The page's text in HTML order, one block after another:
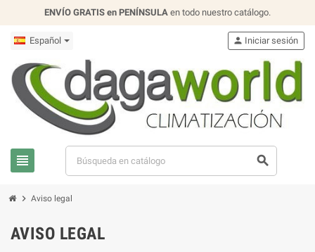
ENVÍO GRATIS en PENÍNSULA en todo nuestro catálogo.
Español
view_headline search
person Iniciar sesión
chevron_right Aviso legal
AVISO LEGAL